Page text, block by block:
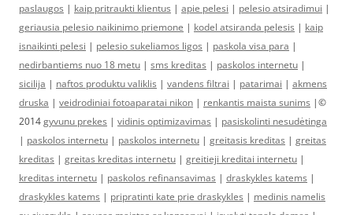
paslaugos | kaip pritraukti klientus | apie pelesi | pelesio atsiradimui |
geriausia pelesio naikinimo priemone | kodel atsiranda pelesis | kaip
isnaikinti pelesi | pelesio sukeliamos ligos | paskola visa para |
nedirbantiems nuo 18 metu | sms kreditas | paskolos internetu |
sicilija | naftos produktu valiklis | vandens filtrai | patarimai | akmens
druska | veidrodiniai fotoaparatai nikon | renkantis maista sunims |©
2014gyvunu prekes | vidinis optimizavimas | pasiskolinti nesudėtinga
| paskolos internetu | paskolos internetu | greitasis kreditas | greitas
kreditas | greitas kreditas internetu | greitieji kreditai internetu |
kreditas internetu | paskolos refinansavimas | draskykles katems |
draskykles katems | pripratinti kate prie draskykles | medinis namelis